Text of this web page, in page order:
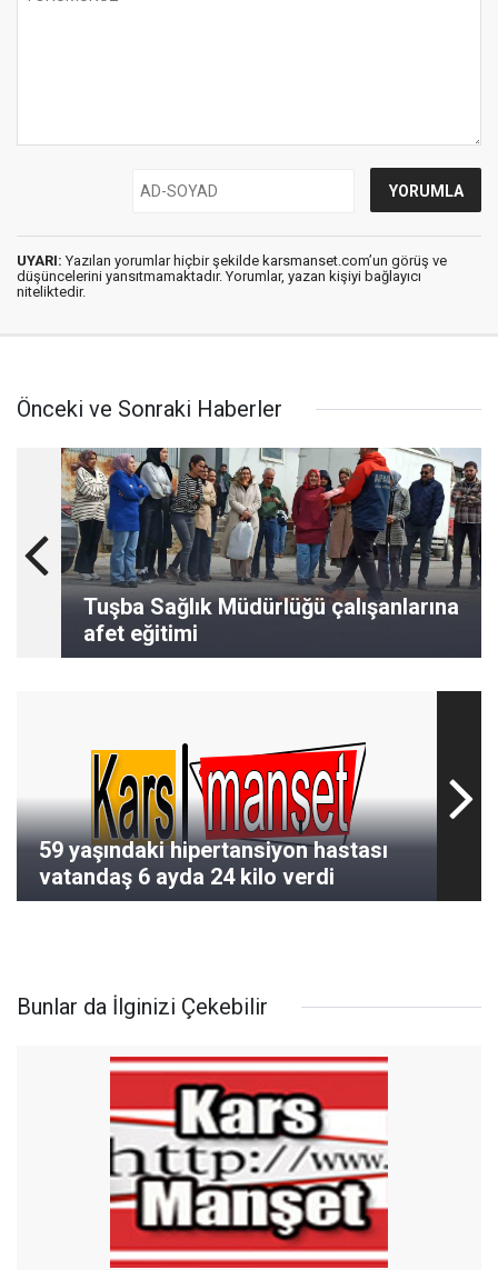
UYARI: Yazılan yorumlar hiçbir şekilde karsmanset.com’un görüş ve
düşüncelerini yansıtmamaktadır. Yorumlar, yazan kişiyi bağlayıcı
niteliktedir.
Önceki ve Sonraki Haberler
Tuşba Sağlık Müdürlüğü çalışanlarına
afet eğitimi
59 yaşındaki hipertansiyon hastası
vatandaş 6 ayda 24 kilo verdi
Bunlar da İlginizi Çekebilir